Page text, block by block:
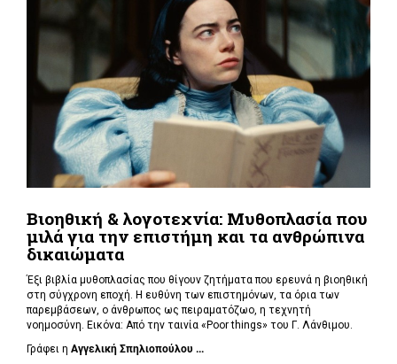
Βιοηθική & λογοτεχνία: Μυθοπλασία που
μιλά για την επιστήμη και τα ανθρώπινα
δικαιώματα
Έξι βιβλία μυθοπλασίας που θίγουν ζητήματα που ερευνά η βιοηθική
στη σύγχρονη εποχή. Η ευθύνη των επιστημόνων, τα όρια των
παρεμβάσεων, ο άνθρωπος ως πειραματόζωο, η τεχνητή
νοημοσύνη. Εικόνα: Από την ταινία «Poor things» του Γ. Λάνθιμου.
Γράφει η Αγγελική Σπηλιοπούλου ...